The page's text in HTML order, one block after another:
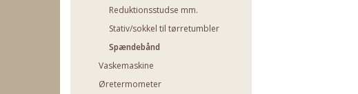
Reduktionsstudse mm.
Stativ/sokkel til tørretumbler
Spændebånd
Vaskemaskine
Øretermometer